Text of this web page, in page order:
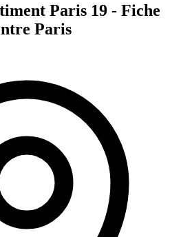
Paris 19 - Fiche
Paris